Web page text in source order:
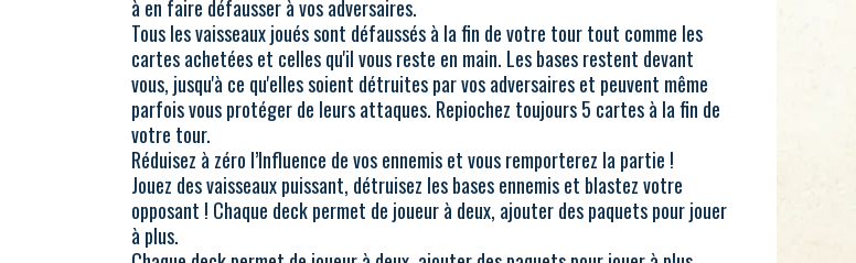
à en faire défausser à vos adversaires.
Tous les vaisseaux joués sont défaussés à la fin de votre tour tout comme les
cartes achetées et celles qu'il vous reste en main. Les bases restent devant
vous, jusqu'à ce qu'elles soient détruites par vos adversaires et peuvent même
parfois vous protéger de leurs attaques. Repiochez toujours 5 cartes à la fin de
votre tour.
Réduisez à zéro l’Influence de vos ennemis et vous remporterez la partie !
Jouez des vaisseaux puissant, détruisez les bases ennemis et blastez votre
opposant ! Chaque deck permet de joueur à deux, ajouter des paquets pour jouer
à plus.